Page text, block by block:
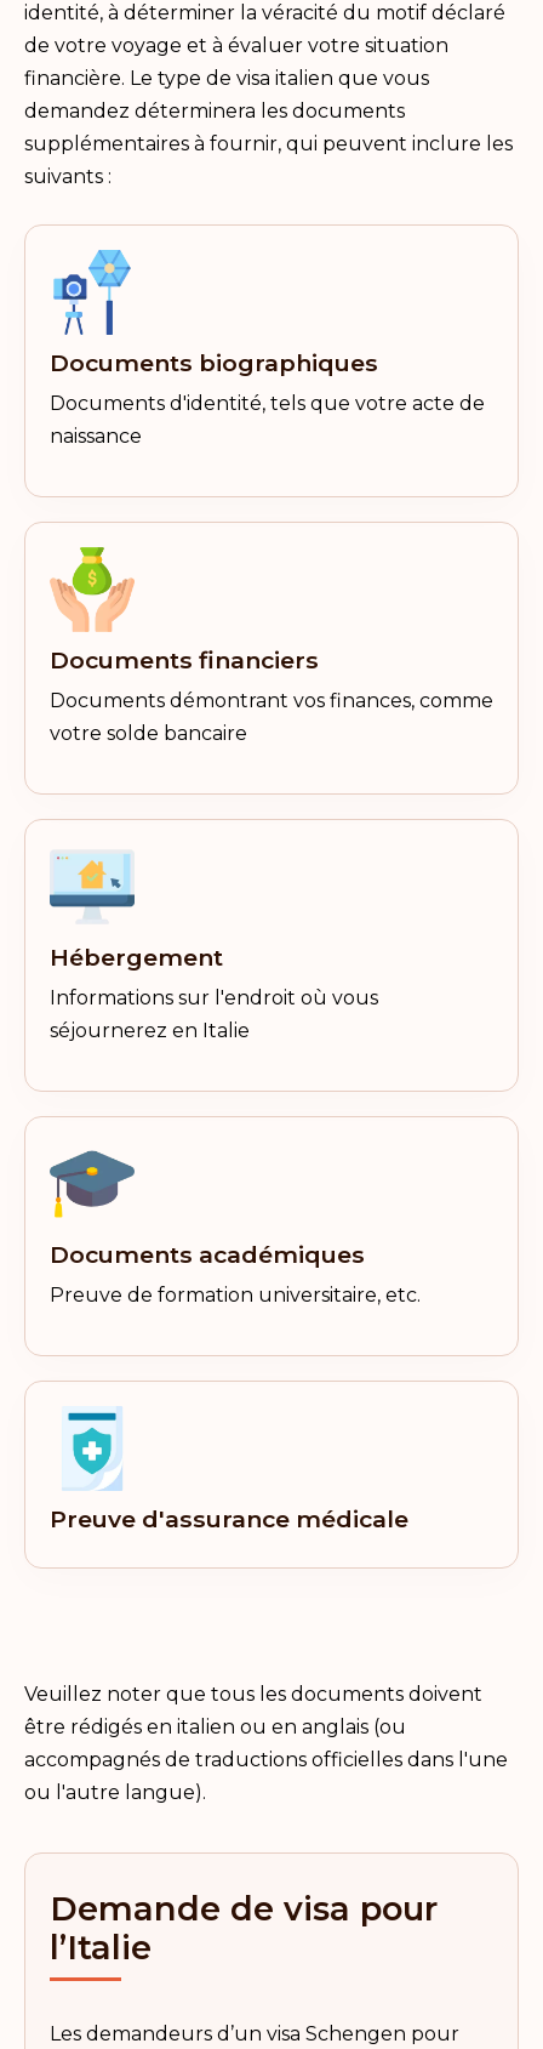
identité, à déterminer la véracité du motif déclaré
de votre voyage et à évaluer votre situation
financière. Le type de visa italien que vous
demandez déterminera les documents
supplémentaires à fournir, qui peuvent inclure les
suivants :
Documents biographiques
Documents d'identité, tels que votre acte de
naissance
Documents financiers
Documents démontrant vos finances, comme
votre solde bancaire
Hébergement
Informations sur l'endroit où vous
séjournerez en Italie
Documents académiques
Preuve de formation universitaire, etc.
Preuve d'assurance médicale
Veuillez noter que tous les documents doivent
être rédigés en italien ou en anglais (ou
accompagnés de traductions officielles dans l'une
ou l'autre langue).
Demande de visa pour
l’Italie
Les demandeurs d’un visa Schengen pour